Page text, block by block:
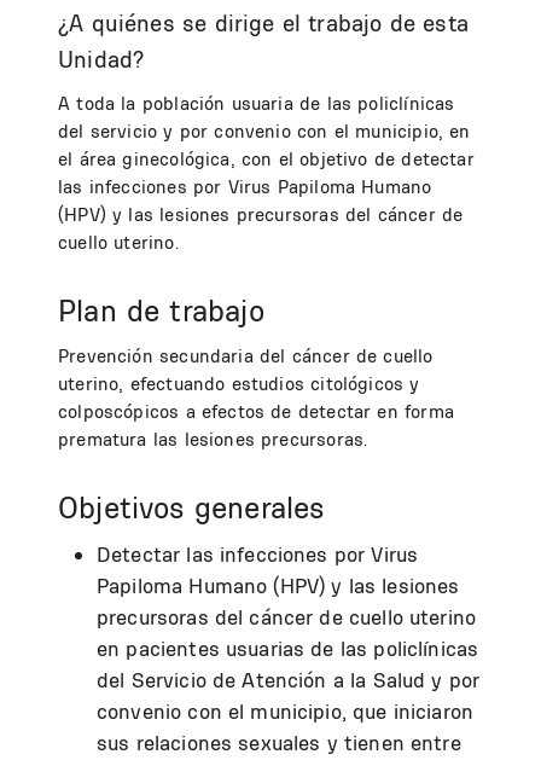
¿A quiénes se dirige el trabajo de esta
Unidad?
A toda la población usuaria de las policlínicas
del servicio y por convenio con el municipio, en
el área ginecológica, con el objetivo de detectar
las infecciones por Virus Papiloma Humano
(HPV) y las lesiones precursoras del cáncer de
cuello uterino.
Plan de trabajo
Prevención secundaria del cáncer de cuello
uterino, efectuando estudios citológicos y
colposcópicos a efectos de detectar en forma
prematura las lesiones precursoras.
Objetivos generales
Detectar las infecciones por Virus
Papiloma Humano (HPV) y las lesiones
precursoras del cáncer de cuello uterino
en pacientes usuarias de las policlínicas
del Servicio de Atención a la Salud y por
convenio con el municipio, que iniciaron
sus relaciones sexuales y tienen entre